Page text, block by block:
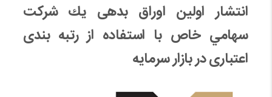
اوراق
بدهی
خاص
انتشار اولین اوراق بدهی يك شركت
سهامي خاص با استفاده از رتبه بندی
اعتباری در بازار سرمایه